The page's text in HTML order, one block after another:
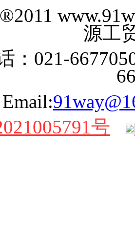
源工
：021-
Email:
号